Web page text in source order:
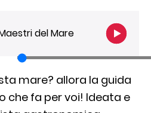
del Mare
mare? allora la guida
che fa per voi! Ideata e